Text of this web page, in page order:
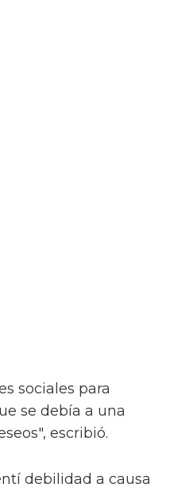
sociales para
se debía a una
escribió.
debilidad a causa